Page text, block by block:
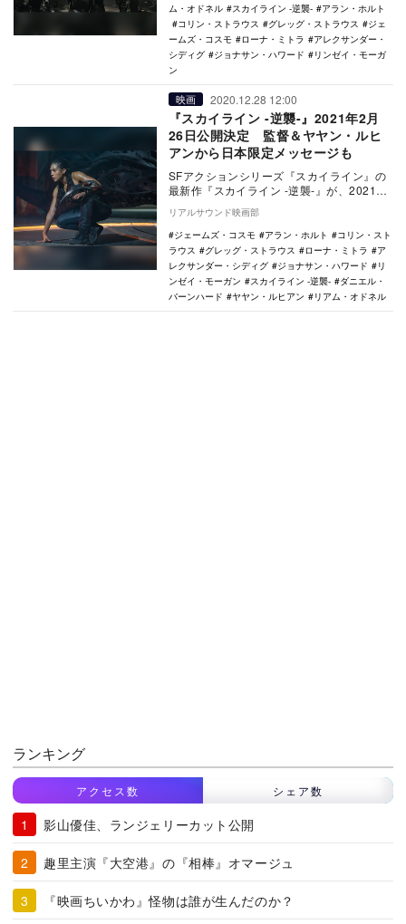
ム・オドネル
スカイライン -逆襲-
アラン・ホルト
コリン・ストラウス
グレッグ・ストラウス
ジェ
ームズ・コスモ
ローナ・ミトラ
アレクサンダー・
シディグ
ジョナサン・ハワード
リンゼイ・モーガ
ン
映画 2020.12.28 12:00
『スカイライン -逆襲-』2021年2月
26日公開決定 監督＆ヤヤン・ルヒ
アンから日本限定メッセージも
SFアクションシリーズ『スカイライン』の
最新作『スカイライン -逆襲-』が、2021年
2月26日に新宿バルト9ほか全国公開され
る…
リアルサウンド映画部
ジェームズ・コスモ
アラン・ホルト
コリン・スト
ラウス
グレッグ・ストラウス ローナ・ミトラ
ア
レクサンダー・シディグ
ジョナサン・ハワード
リ
ンゼイ・モーガン
スカイライン -逆襲-
ダニエル・
バーンハード
ヤヤン・ルヒアン リアム・オドネル
ランキング
アクセス数 シェア数
影山優佳、ランジェリーカット公開
趣里主演『大空港』の『相棒』オマージュ
『映画ちいかわ』怪物は誰が生んだのか？